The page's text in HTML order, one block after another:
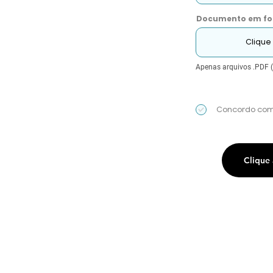
Clique
Documento em
Apenas arquivos .PDF
Concordo